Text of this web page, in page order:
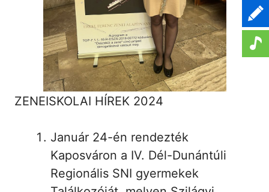
ZENEISKOLAI HÍREK 2024
Január 24-én rendezték
Kaposváron a IV. Dél-Dunántúli
Regionális SNI gyermekek